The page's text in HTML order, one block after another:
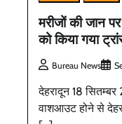
मरीजों की जान
को किया गया
Bureau News
देहरादून 18
वाशआउट होने से